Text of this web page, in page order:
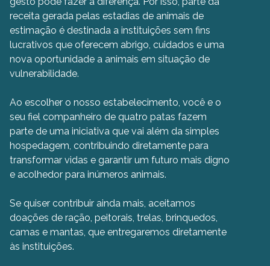
receita gerada pelas estadias de animais de
estimação é destinada a instituições sem fins
lucrativos que oferecem abrigo, cuidados e uma
nova oportunidade a animais em situação de
vulnerabilidade.
Ao escolher o nosso estabelecimento, você e o
seu fiel companheiro de quatro patas fazem
parte de uma iniciativa que vai além da simples
hospedagem, contribuindo diretamente para
transformar vidas e garantir um futuro mais digno
e acolhedor para inúmeros animais.
Se quiser contribuir ainda mais, aceitamos
doações de ração, peitorais, trelas, brinquedos,
camas e mantas, que entregaremos diretamente
às instituições.